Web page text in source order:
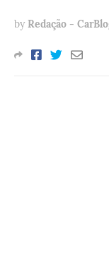
by Redação -